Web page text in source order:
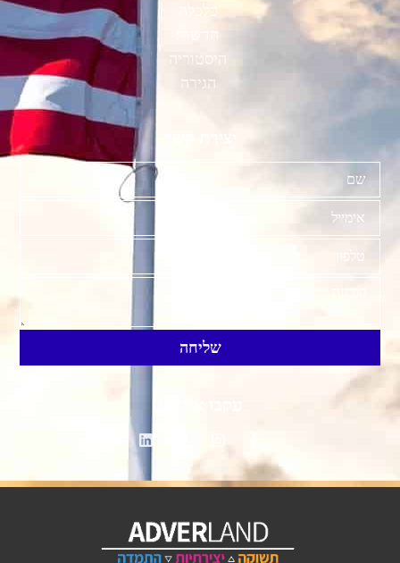
כלכלה
חדשות
היסטוריה
הגירה
שליחה